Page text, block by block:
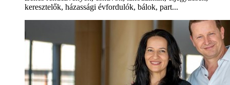
keresztelők, házassági évfordulók, bálok, part...